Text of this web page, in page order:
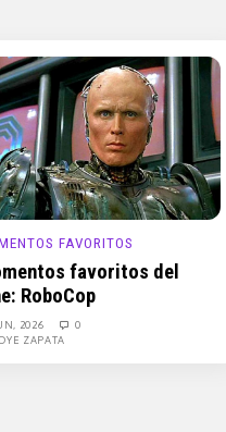
FAVORITOS
favoritos del
RoboCop
2026
0
ZAPATA